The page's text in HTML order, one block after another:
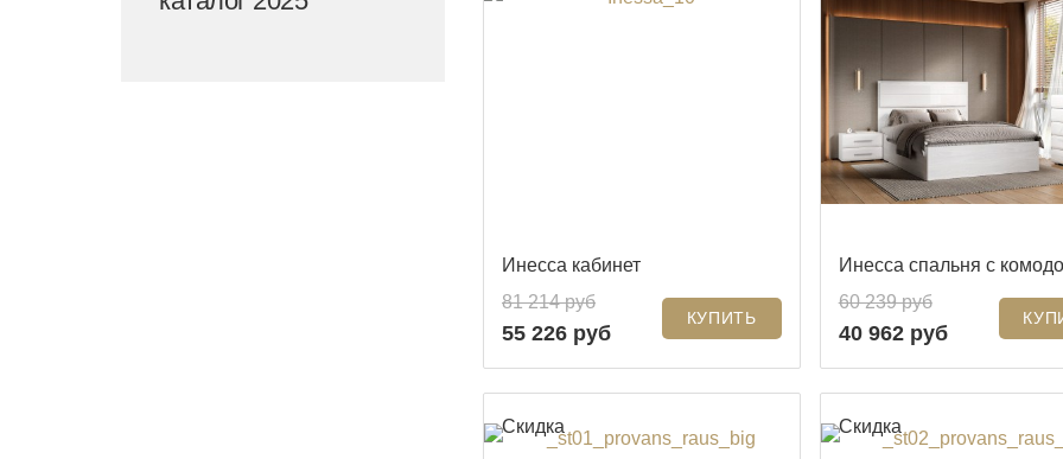
Инесса кабинет
81 214 руб
55 226 руб
Инесса спальня с
60 239 руб
40 962 руб
Скидка Скидка